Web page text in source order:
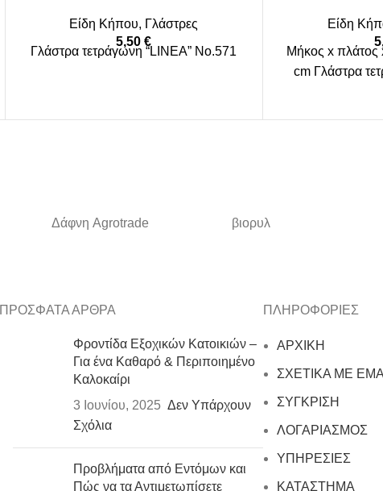
Είδη Κήπου, Γλάστρες
5,50€
Γλάστρα τετράγωνη “LINEA” No.571
Είδη
Μήκος x
cm Γλάστρα
Δάφνη Agrotrade βιορυλ
ΠΡΟΣΦΑΤΑ ΑΡΘΡΑ
Φροντίδα Εξοχικών Κατοικιών –
Για ένα Καθαρό & Περιποιημένο
Καλοκαίρι
3 Ιουνίου, 2025 Δεν Υπάρχουν
Σχόλια
Προβλήματα από Εντόμων και
Πώς να τα Αντιμετωπίσετε
ΠΛΗΡΟΦΟΡΙΕΣ
ΑΡΧΙΚΗ
ΣΧΕΤΙΚΑ ΜΕ
ΣΥΓΚΡΙΣΗ
ΛΟΓΑΡΙΑΣΜΟΣ
ΥΠΗΡΕΣΙΕΣ
ΚΑΤΑΣΤΗΜΑ